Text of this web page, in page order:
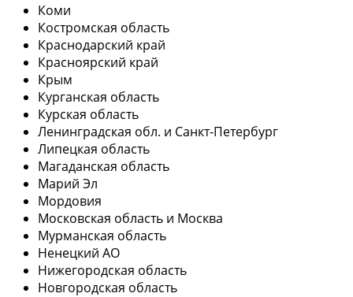
Коми
Костромская область
Краснодарский край
Красноярский край
Крым
Курганская область
Курская область
Ленинградская обл. и Санкт-Петербург
Липецкая область
Магаданская область
Марий Эл
Мордовия
Московская область и Москва
Мурманская область
Ненецкий АО
Нижегородская область
Новгородская область